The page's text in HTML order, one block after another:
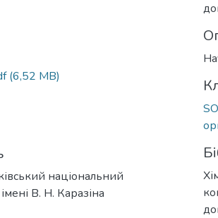
(6,52 MB)
національний
В. Н. Каразіна